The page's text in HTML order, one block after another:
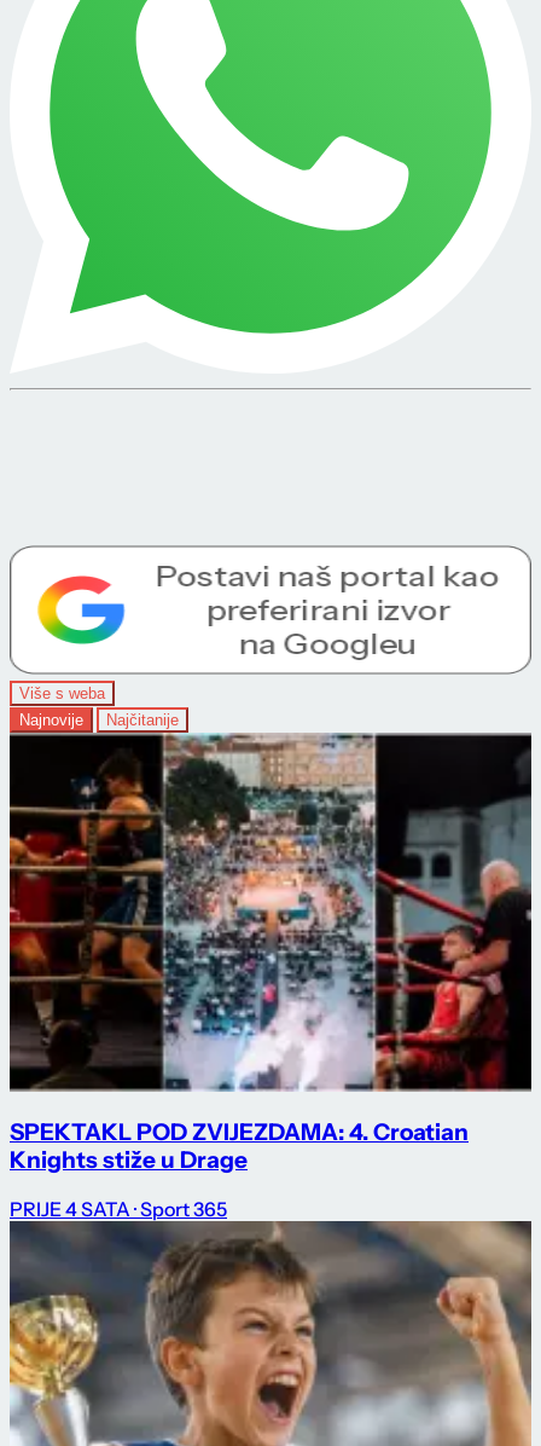
Više s weba
Najnovije
Najčitanije
SPEKTAKL POD ZVIJEZDAMA: 4. Croatian
Knights stiže u Drage
PRIJE 4 SATA · Sport 365